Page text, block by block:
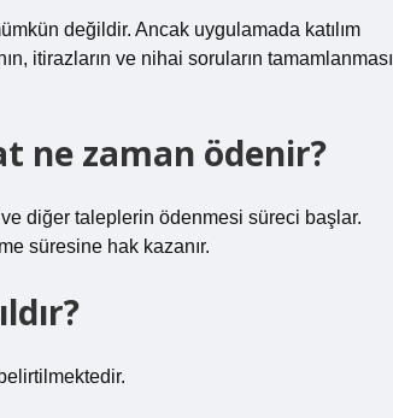
değildir. Ancak uygulamada katılım
itirazların ve nihai soruların tamamlanması
ne zaman ödenir?
diğer taleplerin ödenmesi süreci başlar.
süresine hak kazanır.